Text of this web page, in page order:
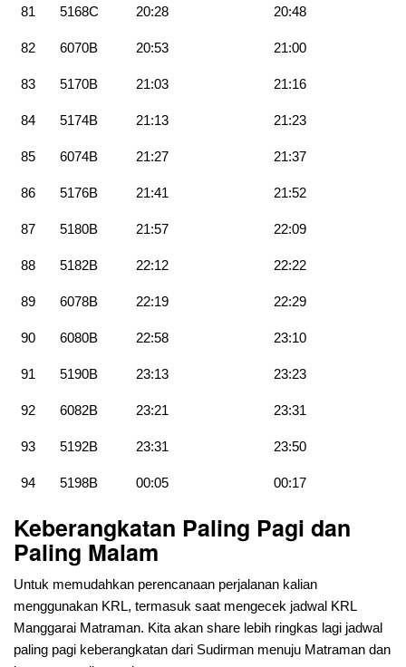
81 5168C 20:28 20:48
82 6070B 20:53 21:00
83 5170B 21:03 21:16
84 5174B 21:13 21:23
85 6074B 21:27 21:37
86 5176B 21:41 21:52
87 5180B 21:57 22:09
88 5182B 22:12 22:22
89 6078B 22:19 22:29
90 6080B 22:58 23:10
91 5190B 23:13 23:23
92 6082B 23:21 23:31
93 5192B 23:31 23:50
94 5198B 00:05 00:17
Keberangkatan Paling Pagi dan
Paling Malam
Untuk memudahkan perencanaan perjalanan kalian
menggunakan KRL, termasuk saat mengecek jadwal KRL
Manggarai Matraman. Kita akan share lebih ringkas lagi jadwal
paling pagi keberangkatan dari Sudirman menuju Matraman dan